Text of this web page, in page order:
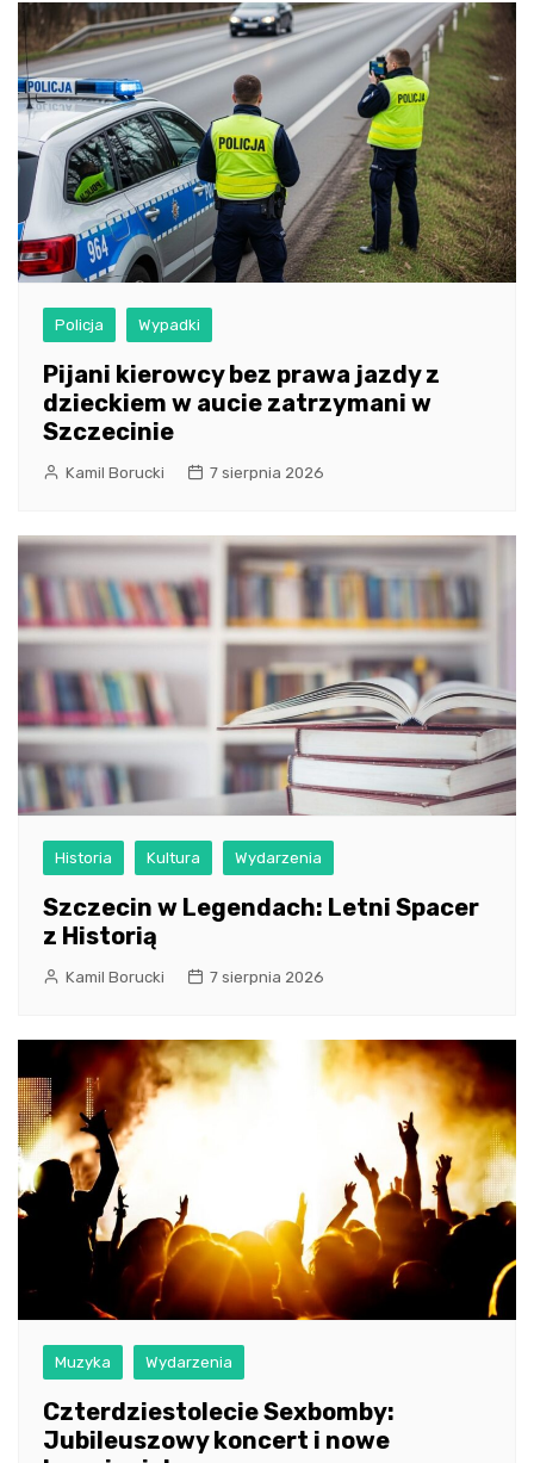
Policja Wypadki
Pijani kierowcy bez prawa jazdy z
dzieckiem w aucie zatrzymani w
Szczecinie
Kamil Borucki 7 sierpnia 2026
Historia Kultura Wydarzenia
Szczecin w Legendach: Letni Spacer
z Historią
Kamil Borucki 7 sierpnia 2026
Muzyka Wydarzenia
Czterdziestolecie Sexbomby:
Jubileuszowy koncert i nowe